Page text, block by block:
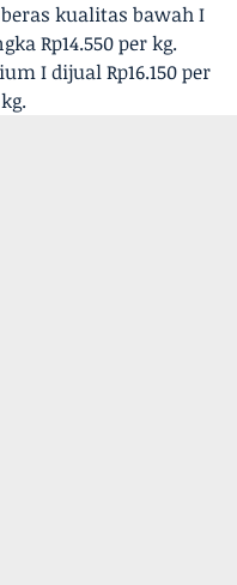
kualitas bawah I
Rp14.550 per kg.
I dijual Rp16.150 per